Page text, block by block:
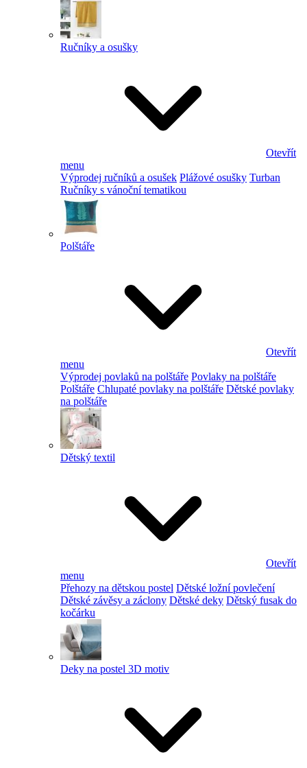
Ručníky a osušky
Otevřít
menu
Výprodej ručníků a osušek Plážové osušky Turban
Ručníky s vánoční tematikou
Polštáře
Otevřít
menu
Výprodej povlaků na polštáře Povlaky na polštáře
Polštáře Chlupaté povlaky na polštáře Dětské povlaky
na polštáře
Dětský textil
Otevřít
menu
Přehozy na dětskou postel Dětské ložní povlečení
Dětské závěsy a záclony Dětské deky Dětský fusak do
kočárku
Deky na postel 3D motiv